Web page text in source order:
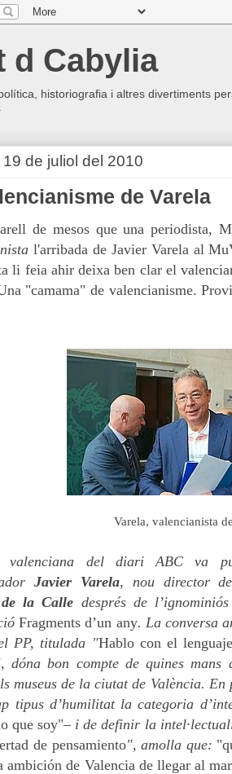
d Cabylia
historiografia i altres divertiments
de juliol del 2010
de Varela
de mesos que una periodista,
l'arribada de Javier Varela al
li feia ahir deixa ben clar el
"camama" de valencianisme.
Varela, valencianista
valenciana del diari ABC va
Javier Varela, nou director
la Calle després de
Fragments d’un any. La conversa
PP, titulada "Hablo con el
dóna bon compte de quines
museus de la ciutat de València. En
tipus d’humilitat la categoria
que soy"– i de definir la
de pensamiento",amolla que:
ambición de Valencia de llegar al